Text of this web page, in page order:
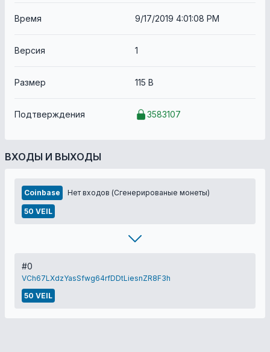
Время 9/17/2019 4:01:08 PM
Версия 1
Размер 115 B
Подтверждения 3583107
ВХОДЫ И ВЫХОДЫ
Coinbase Нет входов (Сгенерированые монеты)
50 VEIL
#0
VCh67LXdzYasSfwg64rfDDtLiesnZR8F3h
50 VEIL